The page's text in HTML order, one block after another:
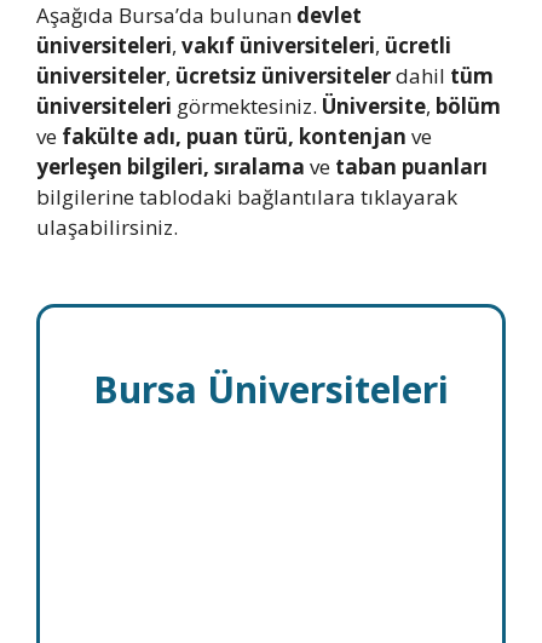
Aşağıda Bursa’da bulunan devlet
üniversiteleri, vakıf üniversiteleri, ücretli
üniversiteler, ücretsiz üniversitelerdahil tüm
üniversiteleri görmektesiniz. Üniversite, bölüm
ve fakülte adı, puan türü, kontenjan ve
yerleşen bilgileri, sıralama ve taban puanları
bilgilerine tablodaki bağlantılara tıklayarak
ulaşabilirsiniz.
Bursa Üniversiteleri